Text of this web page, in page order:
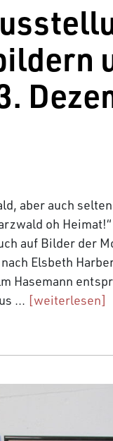
aber auch
oh
auf Bilder der
Elsbeth
Hasemann
... [weiterlesen]